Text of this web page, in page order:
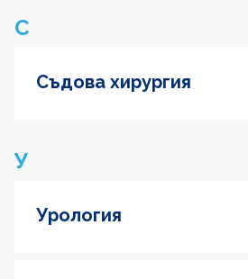
С
Съдова хирургия
У
Урология